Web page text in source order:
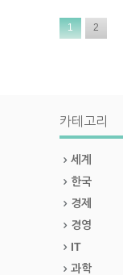
1 2
카테고리
세계
한국
경제
경영
IT
과학